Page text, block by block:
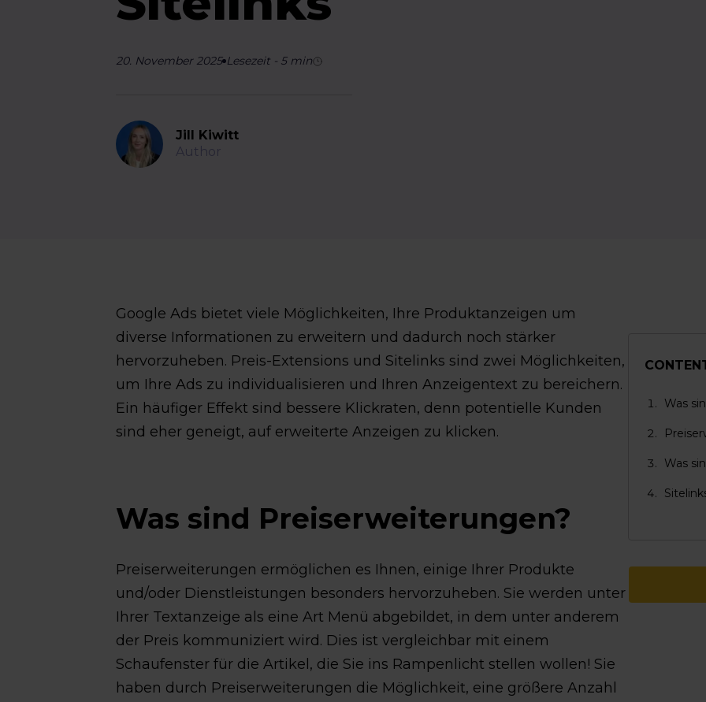
20. November 2025 Lesezeit - 5min
Jill Kiwitt
Author
Google Ads bietet viele Möglichkeiten, Ihre Produktanzeigen um
diverse Informationen zu erweitern und dadurch noch stärker
hervorzuheben. Preis-Extensions und Sitelinks sind zwei Möglichkeiten,
um Ihre Ads zu individualisieren und Ihren Anzeigentext zu bereichern.
Ein häufiger Effekt sind bessere Klickraten, denn potentielle Kunden
sind eher geneigt, auf erweiterte Anzeigen zu klicken.
Was sind Preiserweiterungen?
Preiserweiterungen ermöglichen es Ihnen, einige Ihrer Produkte
und/oder Dienstleistungen besonders hervorzuheben. Sie werden unter
Ihrer Textanzeige als eine Art Menü abgebildet, in dem unter anderem
der Preis kommuniziert wird. Dies ist vergleichbar mit einem
Schaufenster für die Artikel, die Sie ins Rampenlicht stellen wollen! Sie
haben durch Preiserweiterungen die Möglichkeit, eine größere Anzahl
Was
Was